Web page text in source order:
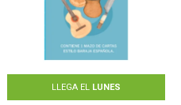
LLEGA EL LUNES